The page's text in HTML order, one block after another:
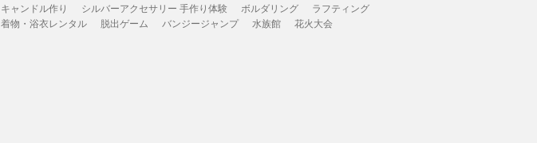
キャンドル作り
シルバーアクセサリー 手作り体験 ボルダリング
ラフティング
着物・浴衣レンタル
脱出ゲーム バンジージャンプ 水族館 花火大会